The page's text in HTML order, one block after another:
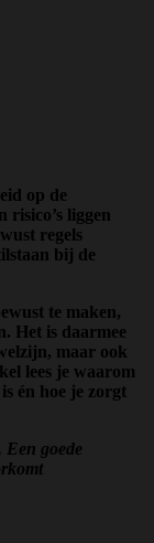
op de
liggen
regels
bij de
te maken,
Het is daarmee
maar ook
lees je waarom
én hoe je zorgt
Een goede